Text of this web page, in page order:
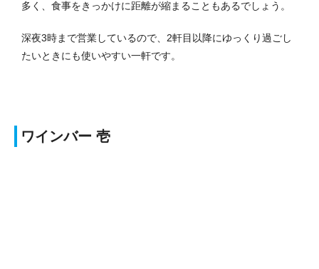
多く、食事をきっかけに距離が縮まることもあるでしょう。
深夜3時まで営業しているので、2軒目以降にゆっくり過ごし
たいときにも使いやすい一軒です。
ワインバー 壱